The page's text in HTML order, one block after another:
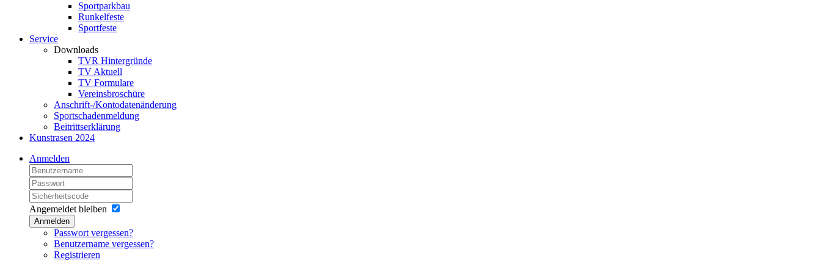
Sportparkbau
Runkelfeste
Sportfeste
Service
Downloads
TVR Hintergründe
TV Aktuell
TV Formulare
Vereinsbroschüre
Anschrift-/Kontodatenänderung
Sportschadenmeldung
Beitrittserklärung
Kunstrasen 2024
Anmelden
Angemeldet bleiben
Anmelden
Passwort vergessen?
Benutzername vergessen?
Registrieren